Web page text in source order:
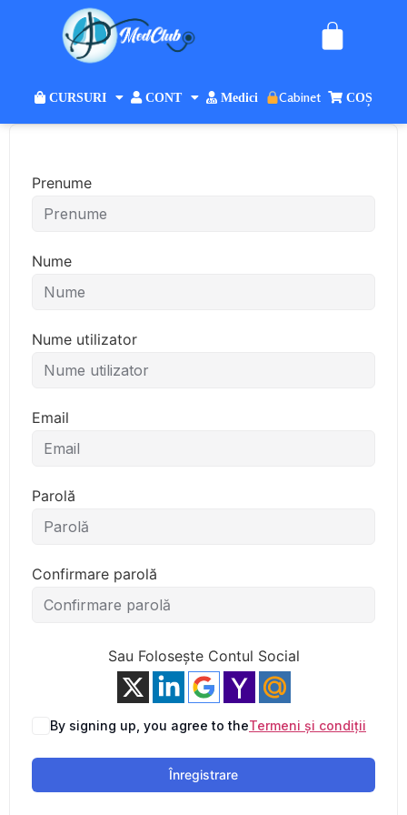
CURSURI CONT Medici Cabinet COȘ
Prenume
Nume
Nume utilizator
Email
Parolă
Confirmare parolă
Sau Folosește Contul Social
By signing up, you agree to theTermeni și condiții
Înregistrare